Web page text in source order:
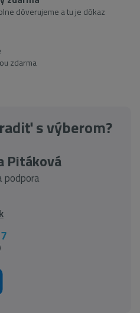
dôverujeme a tu je dôkaz
zdarma
s výberom?
Pitáková
podpora